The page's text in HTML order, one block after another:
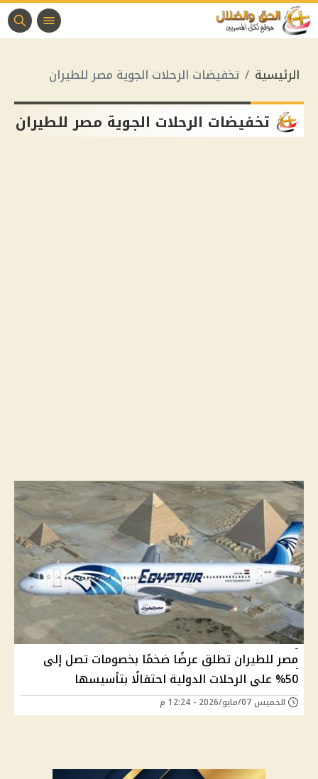
الرئيسية تخفيضات الرحلات الجوية مصر للطيران
تخفيضات الرحلات الجوية مصر للطيران
مصر للطيران تطلق عرضًا ضخمًا بخصومات تصل إلى
50% على الرحلات الدولية احتفالًا بتأسيسها
الخميس 07/مايو/2026 - 12:24 م